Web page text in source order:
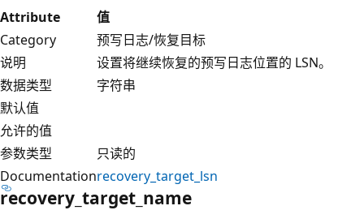
Attribute
值
Category
预写日志/恢复目标
说明
设置将继续恢复的预写日志位置的 LSN。
数据类型
字符串
默认值
允许的值
参数类型
只读的
Documentationrecovery_target_lsn
recovery_target_name